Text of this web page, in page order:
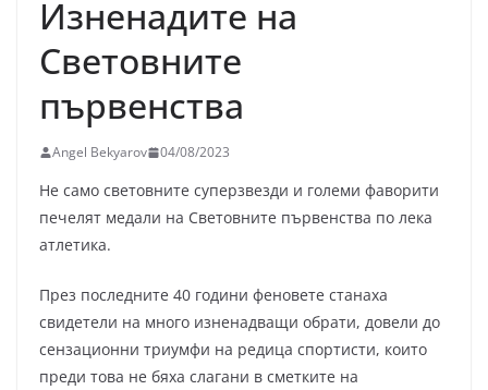
Изненадите на
Световните
първенства
Angel Bekyarov 04/08/2023
Не само световните суперзвезди и големи фаворити
печелят медали на Световните първенства по лека
атлетика.
През последните 40 години феновете станаха
свидетели на много изненадващи обрати, довели до
сензационни триумфи на редица спортисти, които
преди това не бяха слагани в сметките на